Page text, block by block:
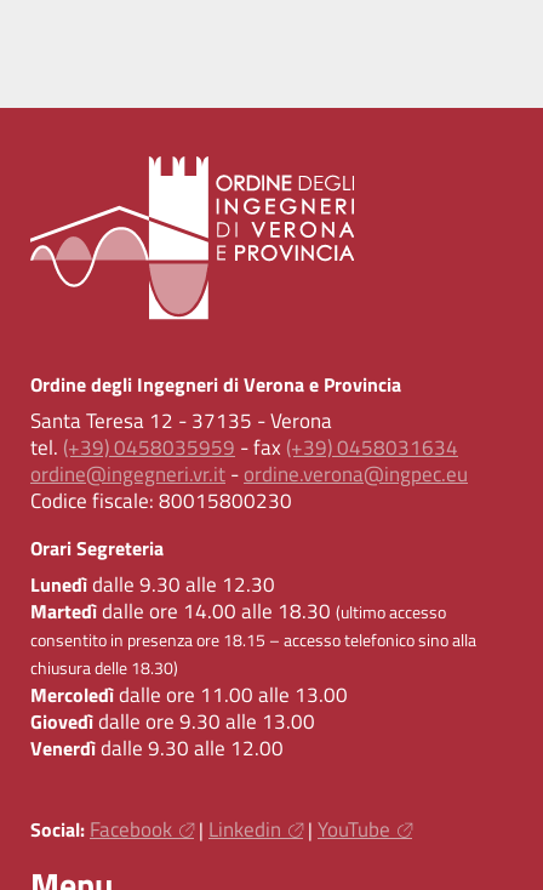
Ordine degli Ingegneri di Verona e Provincia
Santa Teresa 12 - 37135 - Verona
tel. (+39) 0458035959 - fax (+39) 0458031634
ordine@ingegneri.vr.it-ordine.verona@ingpec.eu
Codice fiscale:80015800230
Orari Segreteria
Lunedìdalle 9.30 alle 12.30
Martedìdalle ore 14.00 alle 18.30 (ultimo accesso
consentito in presenza ore 18.15 – accesso telefonico sino alla
chiusura delle 18.30)
Mercoledìdalle ore 11.00 alle 13.00
Giovedìdalle ore 9.30 alle 13.00
Venerdìdalle 9.30 alle 12.00
Social: Facebook | Linkedin | YouTube